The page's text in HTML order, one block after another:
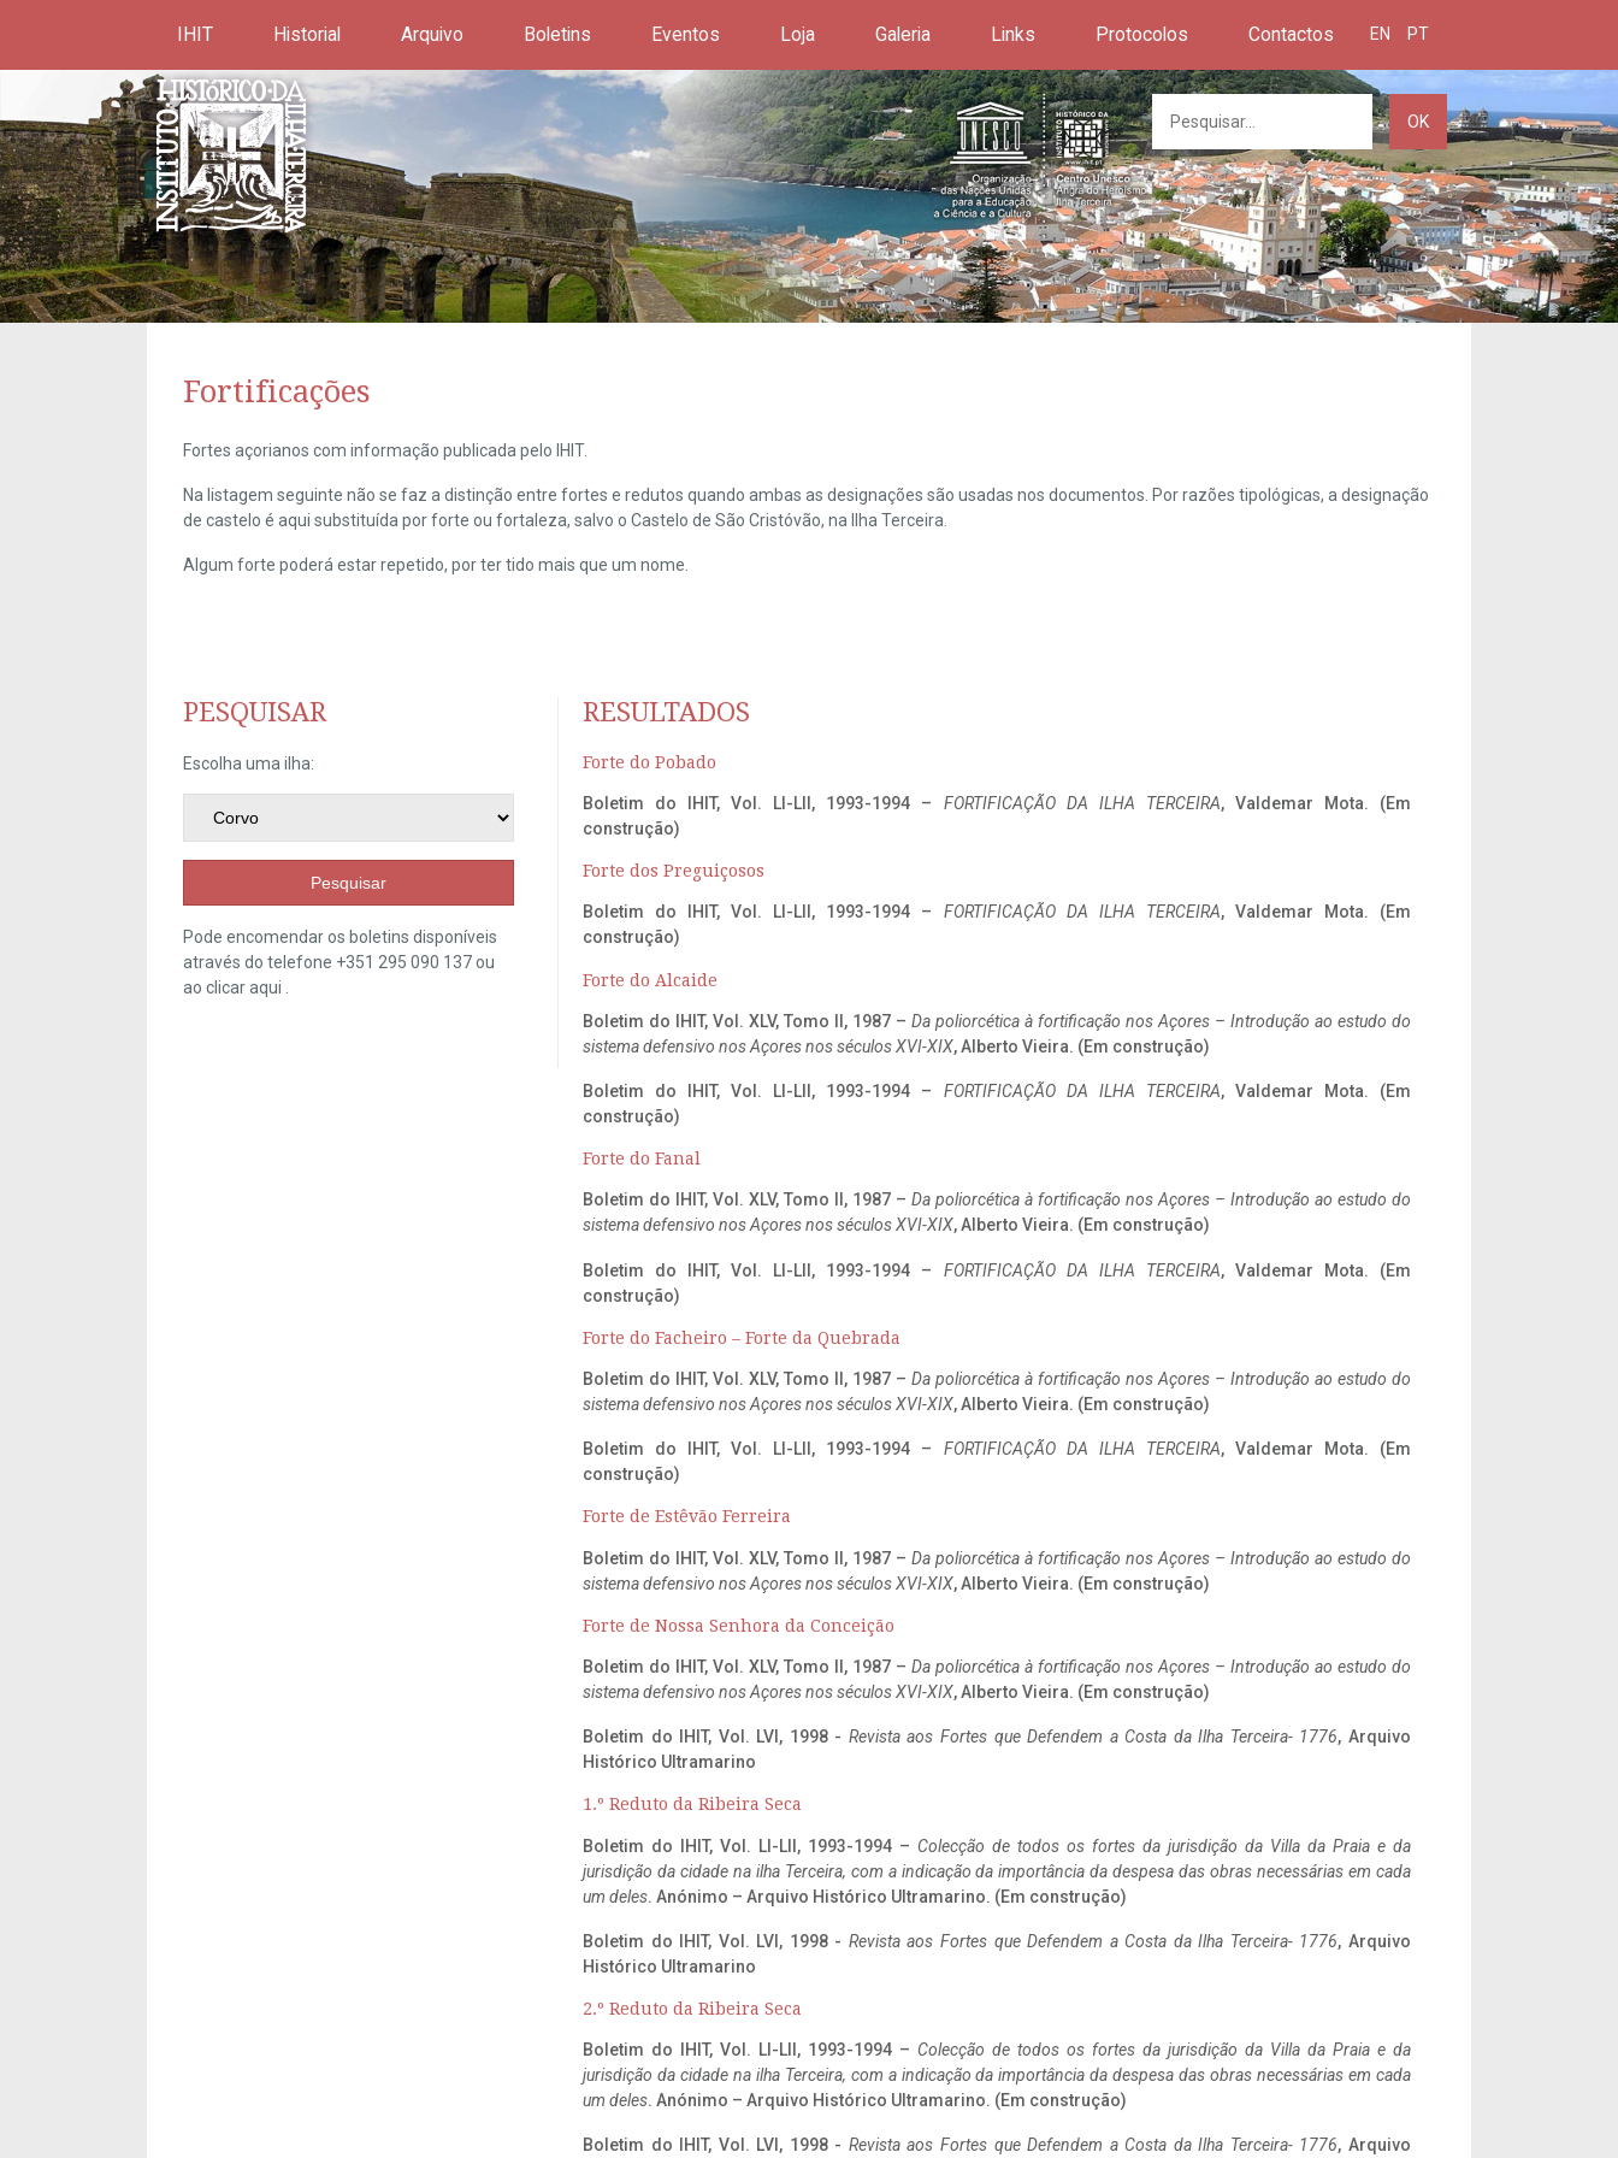
IHIT Historial Arquivo Boletins Eventos Loja Galeria Links Protocolos Contactos EN PT
OK
Fortificações
Fortes açorianos com informação publicada pelo IHIT.
Na listagem seguinte não se faz a distinção entre fortes e redutos quando ambas as designações são usadas nos documentos. Por razões tipológicas, a designação
de castelo é aqui substituída por forte ou fortaleza, salvo o Castelo de São Cristóvão, na Ilha Terceira.
Algum forte poderá estar repetido, por ter tido mais que um nome.
PESQUISAR
Escolha uma ilha:
Pesquisar
Pode encomendar os boletins disponíveis
através do telefone +351 295 090 137 ou
ao clicaraqui
RESULTADOS
Forte do Pobado
Boletim do IHIT, Vol. LI-LII, 1993-1994 – FORTIFICAÇÃO DA ILHA TERCEIRA, Valdemar Mota. (Em
construção)
Forte dos Preguiçosos
Boletim do IHIT, Vol. LI-LII, 1993-1994 – FORTIFICAÇÃO DA ILHA TERCEIRA, Valdemar Mota. (Em
construção)
Forte do Alcaide
Boletim do IHIT, Vol. XLV, Tomo II, 1987 – Da poliorcética à fortificação nos Açores – Introdução ao estudo do
sistema defensivo nos Açores nos séculos XVI-XIX, Alberto Vieira. (Em construção)
Boletim do IHIT, Vol. LI-LII, 1993-1994 – FORTIFICAÇÃO DA ILHA TERCEIRA, Valdemar Mota. (Em
construção)
Forte do Fanal
Boletim do IHIT, Vol. XLV, Tomo II, 1987 – Da poliorcética à fortificação nos Açores – Introdução ao estudo do
sistema defensivo nos Açores nos séculos XVI-XIX, Alberto Vieira. (Em construção)
Boletim do IHIT, Vol. LI-LII, 1993-1994 – FORTIFICAÇÃO DA ILHA TERCEIRA, Valdemar Mota. (Em
construção)
Forte do Facheiro – Forte da Quebrada
Boletim do IHIT, Vol. XLV, Tomo II, 1987 – Da poliorcética à fortificação nos Açores – Introdução ao estudo do
sistema defensivo nos Açores nos séculos XVI-XIX, Alberto Vieira. (Em construção)
Boletim do IHIT, Vol. LI-LII, 1993-1994 – FORTIFICAÇÃO DA ILHA TERCEIRA, Valdemar Mota. (Em
construção)
Forte de Estêvão Ferreira
Boletim do IHIT, Vol. XLV, Tomo II, 1987 – Da poliorcética à fortificação nos Açores – Introdução ao estudo do
sistema defensivo nos Açores nos séculos XVI-XIX, Alberto Vieira. (Em construção)
Forte de Nossa Senhora da Conceição
Boletim do IHIT, Vol. XLV, Tomo II, 1987 – Da poliorcética à fortificação nos Açores – Introdução ao estudo do
sistema defensivo nos Açores nos séculos XVI-XIX, Alberto Vieira. (Em construção)
Boletim do IHIT, Vol. LVI, 1998 - Revista aos Fortes que Defendem a Costa da Ilha Terceira- 1776, Arquivo
Histórico Ultramarino
1.º Reduto da Ribeira Seca
Boletim do IHIT, Vol. LI-LII, 1993-1994 – Colecção de todos os fortes da jurisdição da Villa da Praia e da
jurisdição da cidade na ilha Terceira, com a indicação da importância da despesa das obras necessárias em cada
um deles. Anónimo – Arquivo Histórico Ultramarino. (Em construção)
Boletim do IHIT, Vol. LVI, 1998 - Revista aos Fortes que Defendem a Costa da Ilha Terceira- 1776, Arquivo
Histórico Ultramarino
2.º Reduto da Ribeira Seca
Boletim do IHIT, Vol. LI-LII, 1993-1994 – Colecção de todos os fortes da jurisdição da Villa da Praia e da
jurisdição da cidade na ilha Terceira, com a indicação da importância da despesa das obras necessárias em cada
um deles. Anónimo – Arquivo Histórico Ultramarino. (Em construção)
Boletim do IHIT, Vol. LVI, 1998 - Revista aos Fortes que Defendem a Costa da Ilha Terceira- 1776, Arquivo